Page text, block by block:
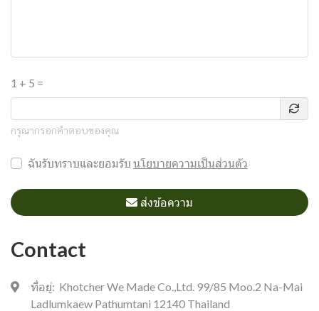
1 + 5 =
กรุณากรอกคำตอบของคุณ
ฉันรับทราบและยอมรับ นโยบายความเป็นส่วนตัว
ส่งข้อความ
Contact
ที่อยู่: Khotcher We Made Co.,Ltd. 99/85 Moo.2 Na-Mai
Ladlumkaew Pathumtani 12140 Thailand